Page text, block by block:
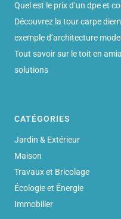
Quel est le prix d’un dpe et
Découvrez la tour carpe
exemple d’architecture
Tout savoir sur le toit en
solutions
CATÉGORIES
Jardin & Extérieur
Maison
Travaux et Bricolage
Écologie et Énergie
Immobilier